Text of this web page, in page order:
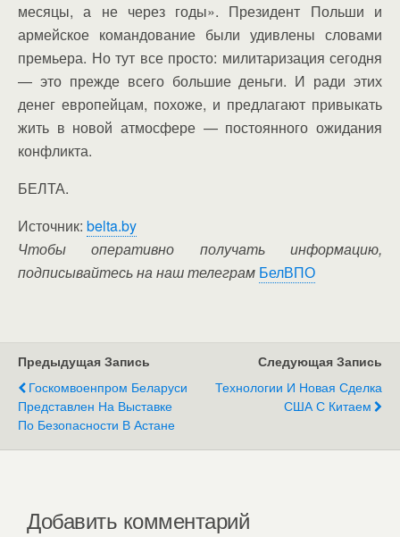
месяцы, а не через годы». Президент Польши и
армейское командование были удивлены словами
премьера. Но тут все просто: милитаризация сегодня
— это прежде всего большие деньги. И ради этих
денег европейцам, похоже, и предлагают привыкать
жить в новой атмосфере — постоянного ожидания
конфликта.
БЕЛТА.
Источник: belta.by
Чтобы оперативно получать информацию,
подписывайтесь на наш телеграм БелВПО
Предыдущая Запись
Госкомвоенпром Беларуси
Представлен На Выставке
По Безопасности В Астане
Следующая Запись
Технологии И Новая Сделка
США С Китаем
Добавить комментарий